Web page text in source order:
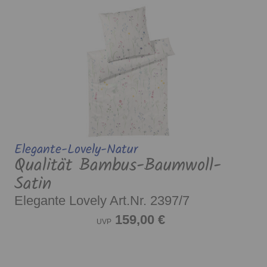
Elegante-Lovely-Natur
Qualität Bambus-Baumwoll-
Satin
Elegante Lovely Art.Nr. 2397/7
UVP 159,00 €